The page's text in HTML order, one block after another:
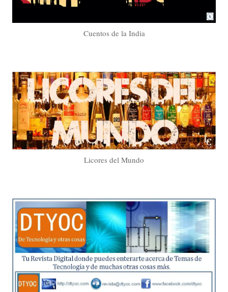
Cuentos de la India
Licores del Mundo